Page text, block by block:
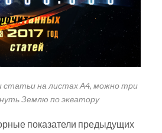
статьи на листах А4, можно три
Землю по экватору
показатели предыдущих